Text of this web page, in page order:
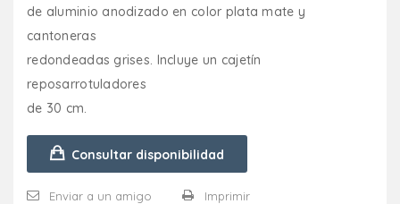
de aluminio anodizado en color plata mate y
cantoneras
redondeadas grises. Incluye un cajetín
reposarrotuladores
de 30 cm.
Consultar disponibilidad
Enviar a un amigo
Imprimir